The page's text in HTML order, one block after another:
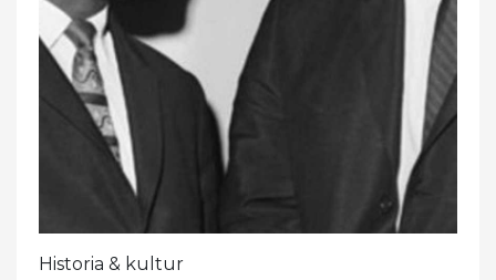
Historia & kultur